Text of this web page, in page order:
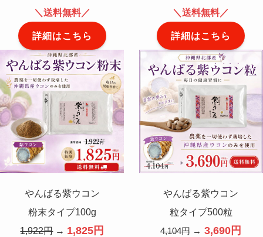
＼送料無料／
詳細はこちら
＼送料無料／
詳細はこちら
やんばる紫ウコン
粉末タイプ100g
1,922円→ 1,825円
やんばる紫ウコン
粒タイプ500粒
4,104円 → 3,690円